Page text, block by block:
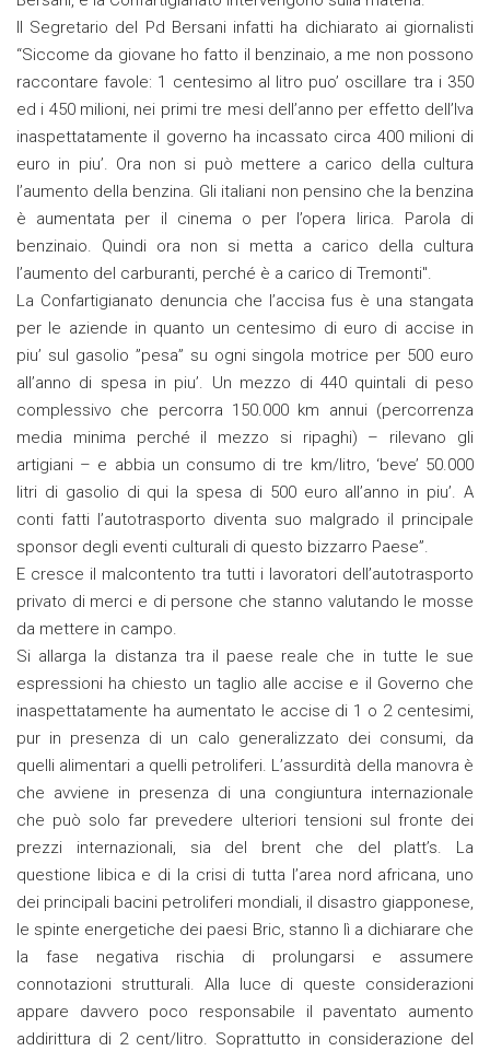
Il Segretario del Pd Bersani infatti ha dichiarato ai giornalisti
“Siccome da giovane ho fatto il benzinaio, a me non possono
raccontare favole: 1 centesimo al litro puo’ oscillare tra i 350
ed i 450 milioni, nei primi tre mesi dell’anno per effetto dell’Iva
inaspettatamente il governo ha incassato circa 400 milioni di
euro in piu’. Ora non si può mettere a carico della cultura
l’aumento della benzina. Gli italiani non pensino che la benzina
è aumentata per il cinema o per l’opera lirica. Parola di
benzinaio. Quindi ora non si metta a carico della cultura
l’aumento deI carburanti, perché è a carico di Tremonti".
La Confartigianato denuncia che l’accisa fus è una stangata
per le aziende in quanto un centesimo di euro di accise in
piu’ sul gasolio ”pesa” su ogni singola motrice per 500 euro
all’anno di spesa in piu’. Un mezzo di 440 quintali di peso
complessivo che percorra 150.000 km annui (percorrenza
media minima perché il mezzo si ripaghi) – rilevano gli
artigiani – e abbia un consumo di tre km/litro, ‘beve’ 50.000
litri di gasolio di qui la spesa di 500 euro all’anno in piu’. A
conti fatti l’autotrasporto diventa suo malgrado il principale
sponsor degli eventi culturali di questo bizzarro Paese”.
E cresce il malcontento tra tutti i lavoratori dell’autotrasporto
privato di merci e di persone che stanno valutando le mosse
da mettere in campo.
Si allarga la distanza tra il paese reale che in tutte le sue
espressioni ha chiesto un taglio alle accise e il Governo che
inaspettatamente ha aumentato le accise di 1 o 2 centesimi,
pur in presenza di un calo generalizzato dei consumi, da
quelli alimentari a quelli petroliferi. L’assurdità della manovra è
che avviene in presenza di una congiuntura internazionale
che può solo far prevedere ulteriori tensioni sul fronte dei
prezzi internazionali, sia del brent che del platt’s. La
questione libica e di la crisi di tutta l’area nord africana, uno
dei principali bacini petroliferi mondiali, il disastro giapponese,
le spinte energetiche dei paesi Bric, stanno lì a dichiarare che
la fase negativa rischia di prolungarsi e assumere
connotazioni strutturali. Alla luce di queste considerazioni
appare davvero poco responsabile il paventato aumento
addirittura di 2 cent/litro. Soprattutto in considerazione del